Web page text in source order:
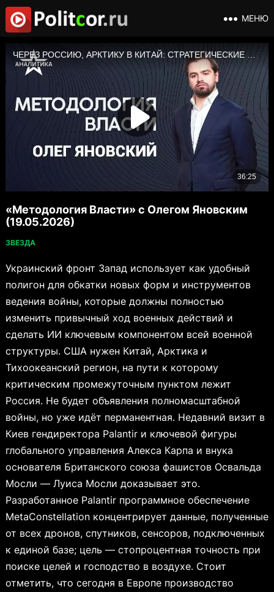
МЕНЮ
«Методология Власти» с Олегом Яновским
(19.05.2026)
ЗВЕЗДА
Украинский фронт Запад использует как удобный
полигон для обкатки новых форм и инструментов
ведения войны, которые должны полностью
изменить привычный ход военных действий и
сделать ИИ ключевым компонентом всей военной
структуры. США нужен Китай, Арктика и
Тихоокеанский регион, на пути к которому
критическим промежуточным пунктом лежит
Россия. Не будет объявления полномасштабной
войны, но уже идёт перманентная. Недавний визит в
Киев гендиректора Palantir и ключевой фигуры
глобального управления Алекса Карпа и внука
основателя Британского союза фашистов Освальда
Мосли — Луиса Мосли доказывает это.
Разработанное Palantir программное обеспечение
MetaConstellation концентрирует данные, полученные
от всех дронов, спутников, сенсоров, подключенных
к единой базе; цель — стопроцентная точность при
поиске целей и господство в воздухе. Стоит
отметить, что сегодня в Европе производство